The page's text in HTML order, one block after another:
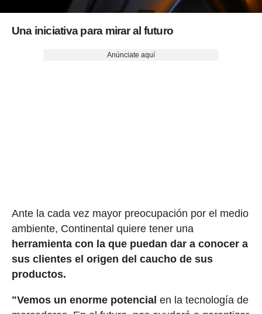
Una iniciativa para mirar al futuro
Anúnciate aquí
Ante la cada vez mayor preocupación por el medio
ambiente, Continental quiere tener una
herramienta con la que puedan dar a conocer a
sus clientes el origen del caucho de sus
productos.
"Vemos un enorme potencial en la tecnología de